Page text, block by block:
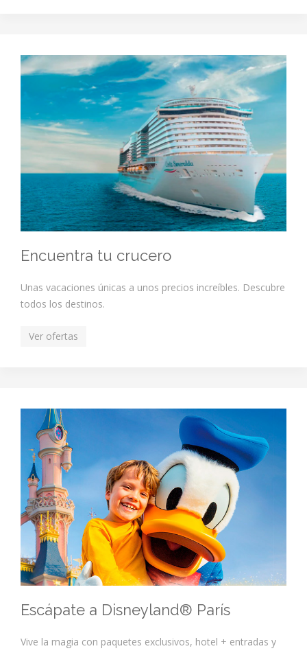
Encuentra tu crucero
Unas vacaciones únicas a unos precios increíbles. Descubre
todos los destinos.
Ver ofertas
Escápate a Disneyland® París
Vive la magia con paquetes exclusivos, hotel + entradas y